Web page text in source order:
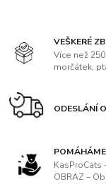
VEŠKERÉ
Více než
morčátek,
ODESLÁNÍ
POMÁHÁME
KasProCats
OBRAZ –